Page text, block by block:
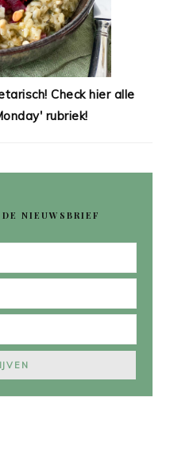
Check hier alle
rubriek!
NIEUWSBRIEF